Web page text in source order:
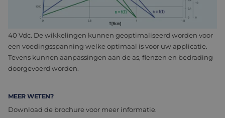
Standaard zijn de motoren voorzien van wikkelingen die
geoptimaliseerd zijn voor gebruik bij een spanning van 12, 24 of
40 Vdc. De wikkelingen kunnen geoptimaliseerd worden voor
een voedingsspanning welke optimaal is voor uw applicatie.
Tevens kunnen aanpassingen aan de as, flenzen en bedrading
doorgevoerd worden.
MEER WETEN?
Download de brochure voor meer informatie.